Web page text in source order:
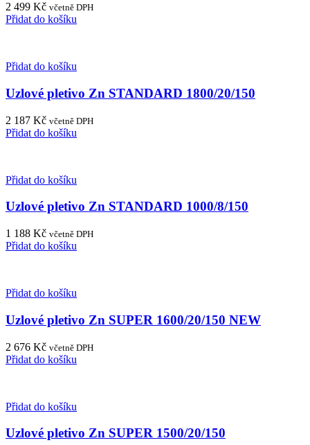
2 499 Kč včetně DPH
Přidat do košíku
Přidat do košíku
Uzlové pletivo Zn STANDARD 1800/20/150
2 187 Kč včetně DPH
Přidat do košíku
Přidat do košíku
Uzlové pletivo Zn STANDARD 1000/8/150
1 188 Kč včetně DPH
Přidat do košíku
Přidat do košíku
Uzlové pletivo Zn SUPER 1600/20/150 NEW
2 676 Kč včetně DPH
Přidat do košíku
Přidat do košíku
Uzlové pletivo Zn SUPER 1500/20/150